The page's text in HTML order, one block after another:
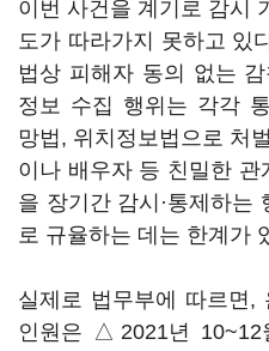
이번 사건을 계기로 감시
도가 따라가지 못하고 있
법상 피해자 동의 없는
정보 수집 행위는 각각
망법, 위치정보법으로 처
이나 배우자 등 친밀한
을 장기간 감시·통제하는
로 규율하는 데는 한계가
실제로 법무부에 따르면,
인원은 △2021년